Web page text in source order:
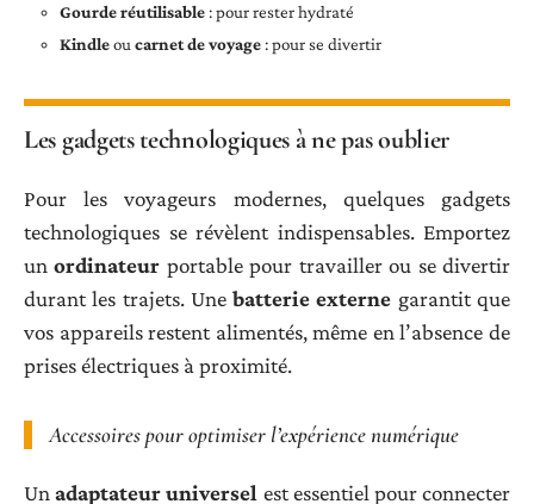
Gourde réutilisable: pour rester hydraté
Kindleou carnet de voyage: pour se divertir
Les gadgets technologiques à ne pas oublier
Pour les voyageurs modernes, quelques gadgets
technologiques se révèlent indispensables. Emportez
unordinateur portable pour travailler ou se divertir
durant les trajets. Unebatterie externe garantit que
vos appareils restent alimentés, même en l’absence de
prises électriques à proximité.
Accessoires pour optimiser l’expérience numérique
Unadaptateur universel est essentiel pour connecter